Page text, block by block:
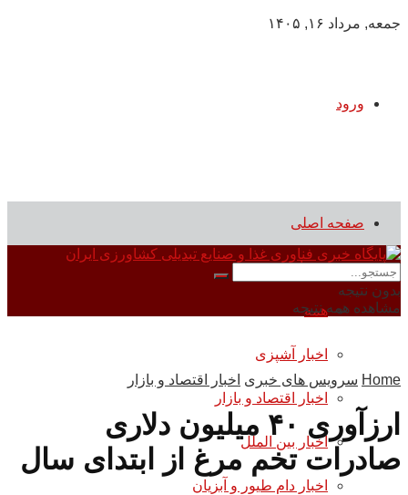
جمعه, مرداد ۱۶, ۱۴۰۵
ورود
صفحه اصلی
سرویس های خبری
همه
اخبار آشپزی
اخبار اقتصاد و بازار
اخبار بین الملل
اخبار دام طیور و آبزیان
بدون نتیجه
مشاهده همه نتیجه
Home سرویس های خبری اخبار اقتصاد و بازار
ارزآوری ۴۰ میلیون دلاری
صادرات تخم مرغ از ابتدای سال